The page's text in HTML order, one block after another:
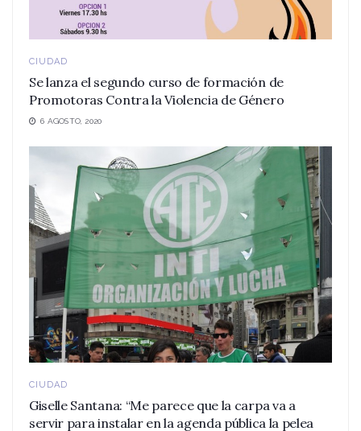
CIUDAD
Se lanza el segundo curso de formación de
Promotoras Contra la Violencia de Género
6 AGOSTO, 2020
CIUDAD
Giselle Santana: “Me parece que la carpa va a
servir para instalar en la agenda pública la pelea